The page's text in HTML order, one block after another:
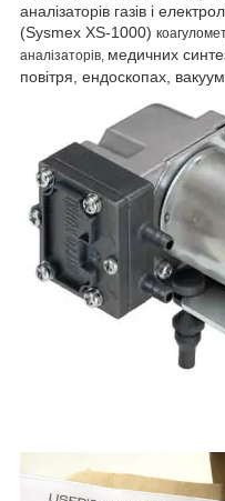
аналізаторів газів і
(Sysmex XS-1000)
аналізаторів, медичних
повітря, ендоскопах,